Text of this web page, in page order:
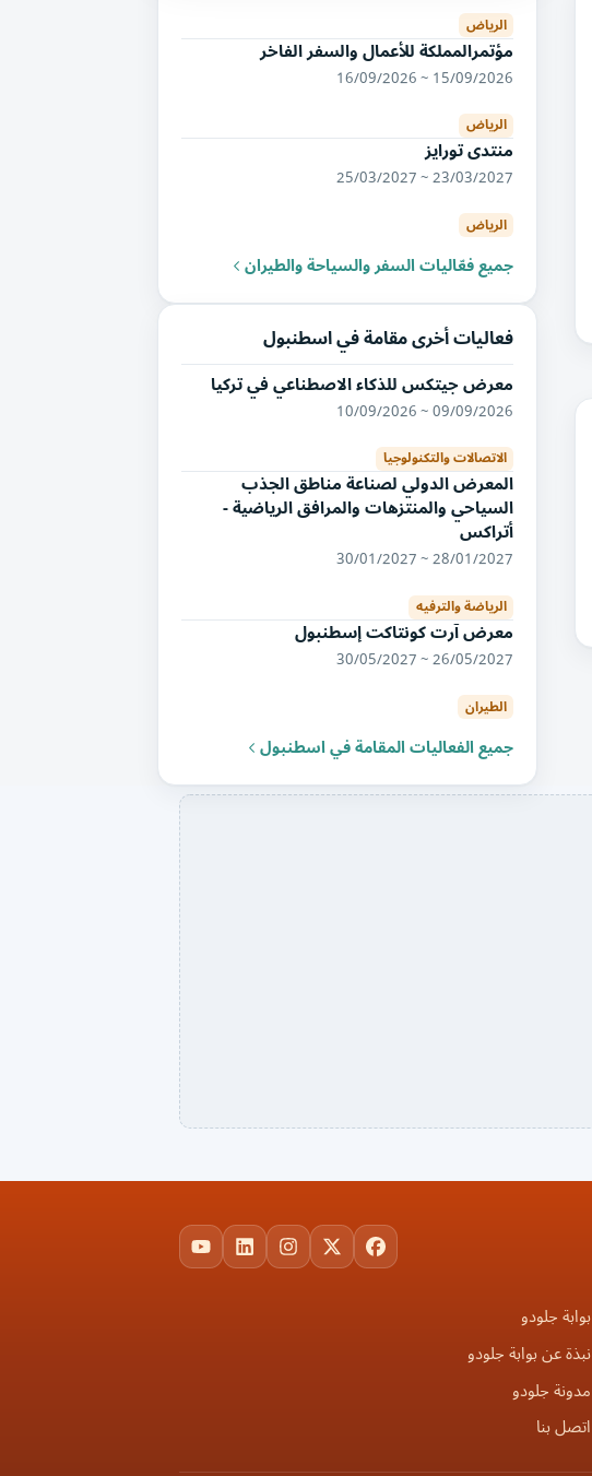
الرياض
مؤتمرالمملكة للأعمال والسفر الفاخر
15/09/2026 ~ 16/09/2026
الرياض
منتدى تورايز
23/03/2027 ~ 25/03/2027
الرياض
جميع فعّاليات السفر والسياحة والطيران
فعاليات أخرى مقامة في اسطنبول
معرض جيتكس للذكاء الاصطناعي في تركيا
09/09/2026 ~ 10/09/2026
الاتصالات والتكنولوجيا
المعرض الدولي لصناعة مناطق الجذب
السياحي والمنتزهات والمرافق الرياضية -
أتراكس
28/01/2027 ~ 30/01/2027
الرياضة والترفيه
معرض آرت كونتاكت إسطنبول
26/05/2027 ~ 30/05/2027
الطيران
جميع الفعاليات المقامة في اسطنبول
Facebook
X
Instagram
LinkedIn
YouTube
بوابة جلودو
نبذة عن بوابة جلودو
مدونة جلودو
اتصل بنا